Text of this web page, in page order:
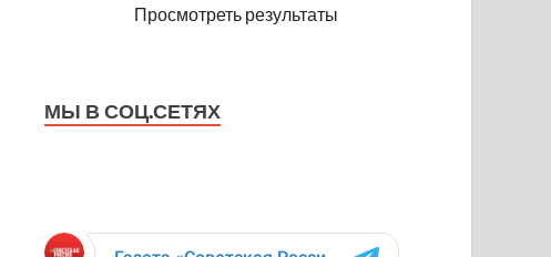
Просмотреть результаты
МЫ В СОЦ.СЕТЯХ